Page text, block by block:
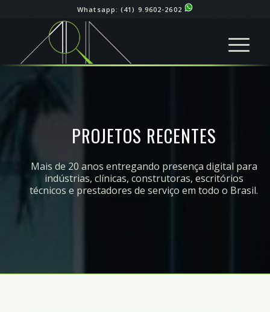
Whatsapp:(41) 9.9602-2602
PROJETOS RECENTES
Mais de 20 anos entregando presença digital para
indústrias, clínicas, construtoras, escritórios
técnicos e prestadores de serviço em todo o Brasil.